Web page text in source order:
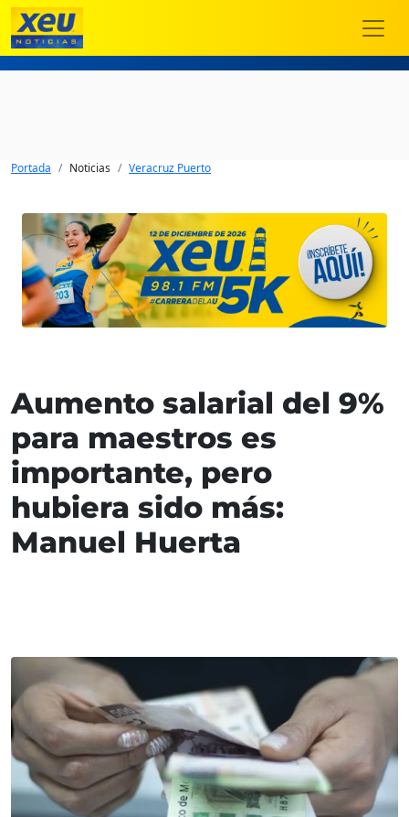
Portada Noticias Veracruz Puerto
Aumento salarial del 9%
para maestros es
importante, pero
hubiera sido más:
Manuel Huerta